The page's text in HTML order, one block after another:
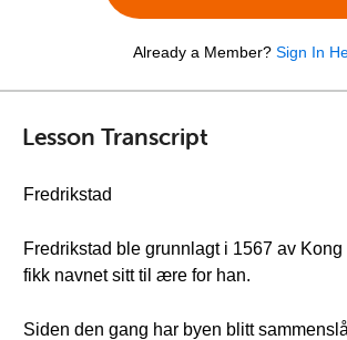
Already a Member? Sign In
Lesson Transcript
Fredrikstad
Fredrikstad ble grunnlagt i 1567 av Kong
fikk navnet sitt til ære for han.
Siden den gang har byen blitt